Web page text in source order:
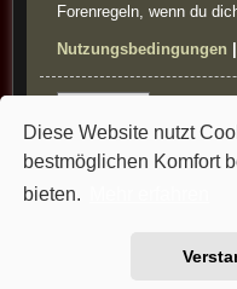
Diese Website nutzt
bestmöglichen Komfort
bieten.
Forenregeln, wenn du
Nutzungsbedingungen
French-Classics
Deutsche Übersetzung durch